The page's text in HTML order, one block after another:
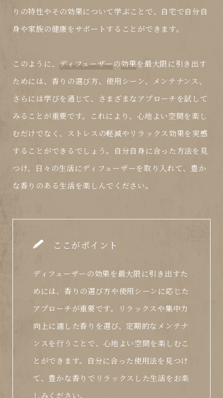
りの特性やその効果について学ぶことで、自宅で自分自
身や家族の健康をサポートすることができます。
このように、 ディフューザーの効果を最大限に引き出す
ためには、香りの選び方、使用シーン、メンテナンス、
さらには学びを通じて、さまざまなアプローチを試して
みることが重要です。これにより、心地よい空間を楽し
むだけでなく、ストレスの軽減やリラックス効果を実感
することができるでしょう。自分自身に合った方法を見
つけ、日々の生活にディフューザーを取り入れて、豊か
な香りのある生活を楽しんでください。
ここがポイント
ディフューザーの効果を最大限に引き出すた
めには、香りの選び方や使用シーンに応じた
アプローチが重要です。リラックスや集中力
向上に適した香りを選び、定期的なメンテナ
ンスを行うことで、心地よい空間を楽しむこ
とができます。自分に合った使用法を見つけ
て、豊かな香りでリラックスした生活をお楽
しみください。